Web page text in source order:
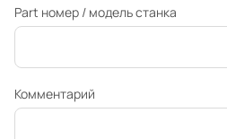
Part номер / модель станка
Комментарий